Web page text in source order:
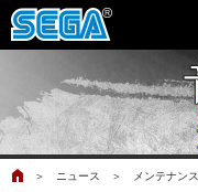
＞ ニュース ＞ メンテナンス